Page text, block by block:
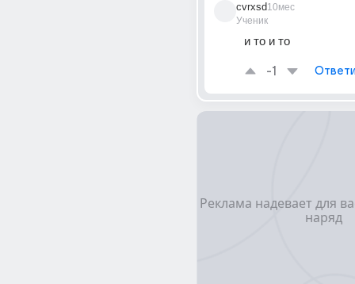
cvrxsd
Ученик
10мес
и то и то
-1